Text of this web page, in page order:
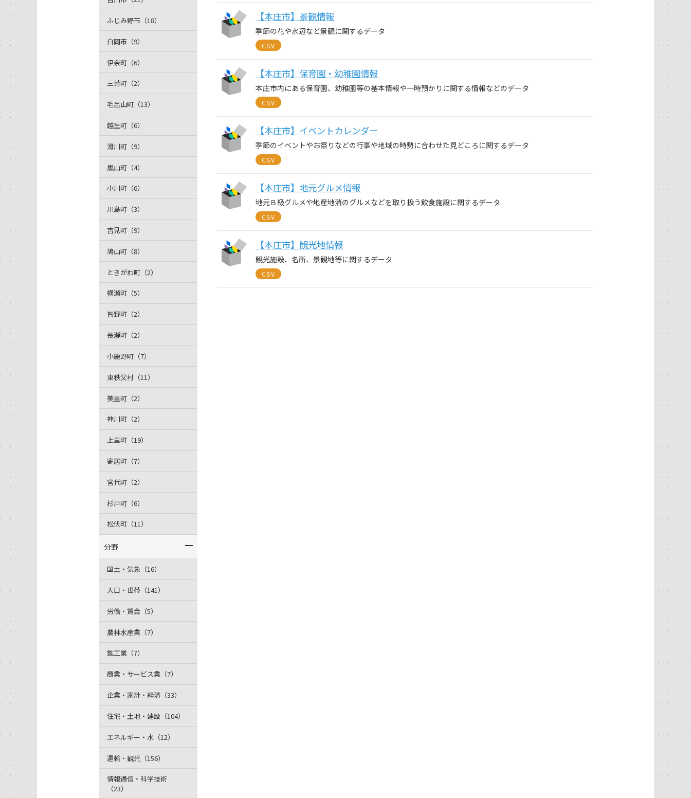
【本庄市】景観情報
季節の花や水辺など景観に関するデータ
CSV
【本庄市】保育園・幼稚園情報
本庄市内にある保育園、幼稚園等の基本情報や一時預かりに関する情報などのデータ
CSV
【本庄市】イベントカレンダー
季節のイベントやお祭りなどの行事や地域の時勢に合わせた見どころに関するデータ
CSV
【本庄市】地元グルメ情報
地元Ｂ級グルメや地産地消のグルメなどを取り扱う飲食施設に関するデータ
CSV
【本庄市】観光地情報
観光施設、名所、景観地等に関するデータ
CSV
ふじみ野市（18）
白岡市（9）
伊奈町（6）
三芳町（2）
毛呂山町（13）
越生町（6）
滑川町（9）
嵐山町（4）
小川町（6）
川島町（3）
吉見町（9）
鳩山町（8）
ときがわ町（2）
横瀬町（5）
皆野町（2）
長瀞町（2）
小鹿野町（7）
東秩父村（11）
美里町（2）
神川町（2）
上里町（19）
寄居町（7）
宮代町（2）
杉戸町（6）
松伏町（11）
分野
国土・気象（16）
人口・世帯（141）
労働・賃金（5）
農林水産業（7）
鉱工業（7）
商業・サービス業（7）
企業・家計・経済（33）
住宅・土地・建設（104）
エネルギー・水（12）
運輸・観光（156）
情報通信・科学技術
（23）